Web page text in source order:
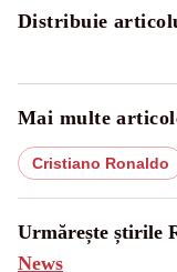
Distribuie
Mai multe
Cristiano Ronaldo
Urmărește știrile
News